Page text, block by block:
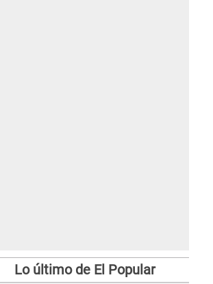
Lo último de El Popular